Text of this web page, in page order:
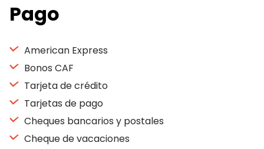
Pago
American Express
Bonos CAF
Tarjeta de crédito
Tarjetas de pago
Cheques bancarios y postales
Cheque de vacaciones